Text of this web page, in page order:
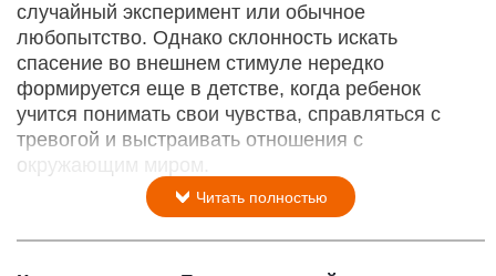
случайный эксперимент или обычное
любопытство. Однако склонность искать
спасение во внешнем стимуле нередко
формируется еще в детстве, когда ребенок
учится понимать свои чувства, справляться с
тревогой и выстраивать отношения с
окружающим миром.
Читать полностью